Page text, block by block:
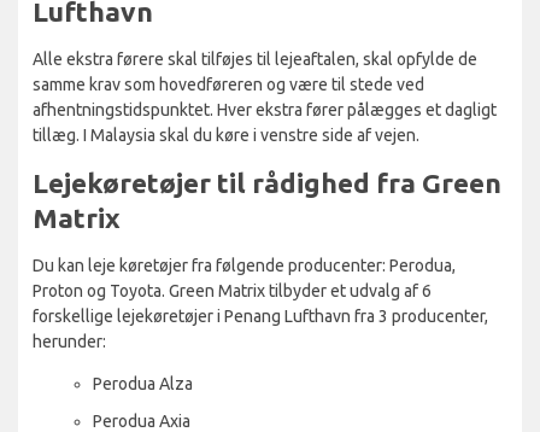
Lufthavn
Alle ekstra førere skal tilføjes til lejeaftalen, skal opfylde de
samme krav som hovedføreren og være til stede ved
afhentningstidspunktet. Hver ekstra fører pålægges et dagligt
tillæg. I Malaysia skal du køre i venstre side af vejen.
Lejekøretøjer til rådighed fra Green
Matrix
Du kan leje køretøjer fra følgende producenter: Perodua,
Proton og Toyota. Green Matrix tilbyder et udvalg af 6
forskellige lejekøretøjer i Penang Lufthavn fra 3 producenter,
herunder:
Perodua Alza
Perodua Axia